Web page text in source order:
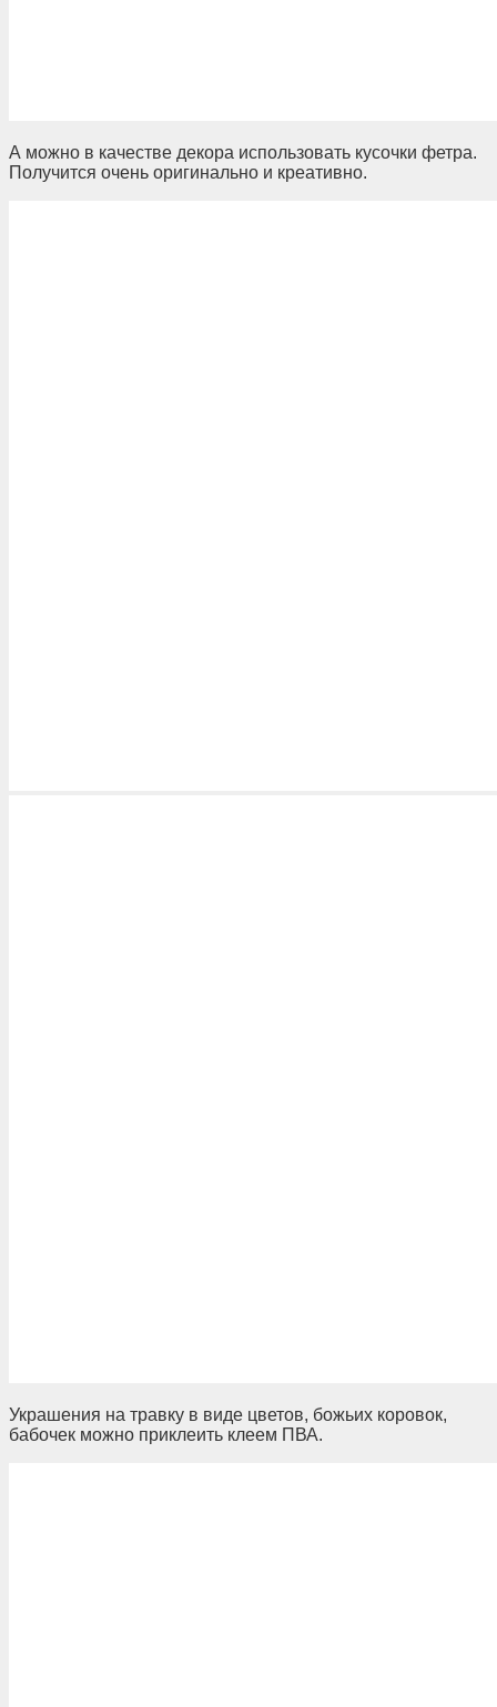
А можно в качестве декора использовать кусочки фетра.
Получится очень оригинально и креативно.
Украшения на травку в виде цветов, божьих коровок,
бабочек можно приклеить клеем ПВА.